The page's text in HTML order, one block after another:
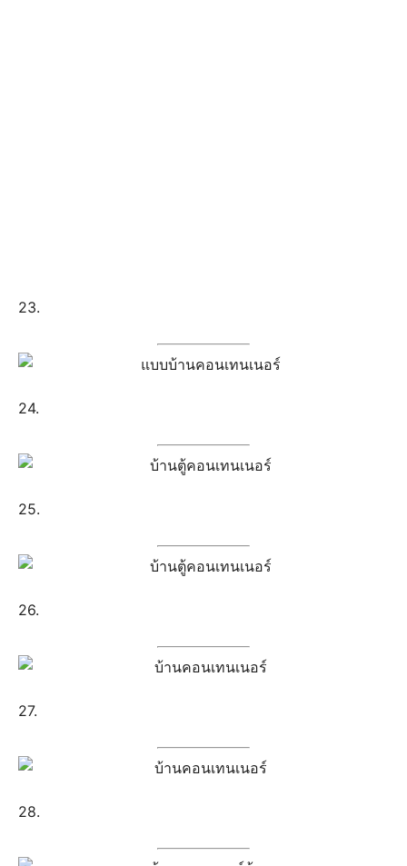
23.
24.
25.
26.
27.
28.